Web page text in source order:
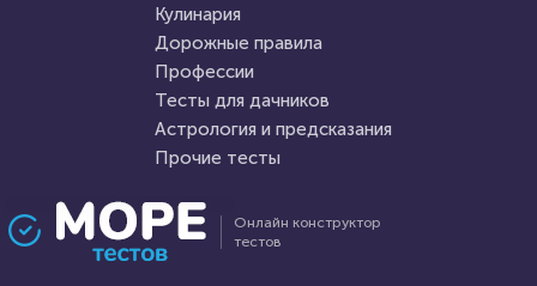
8 января 2022 4472
Литература
23 марта 2021
Проходили 74654 раза
Онлайн конструктор
тестов
Кулинария
Дорожные правила
Профессии
Тесты для дачников
Астрология и предсказания
Прочие тесты